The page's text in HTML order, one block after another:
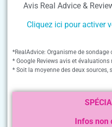
Avis Real Advice &
Cliquez ici pour activer
*RealAdvice: Organisme de
* Google Reviews avis et évaluations
* Soit la moyenne des deux sources,
Infos non